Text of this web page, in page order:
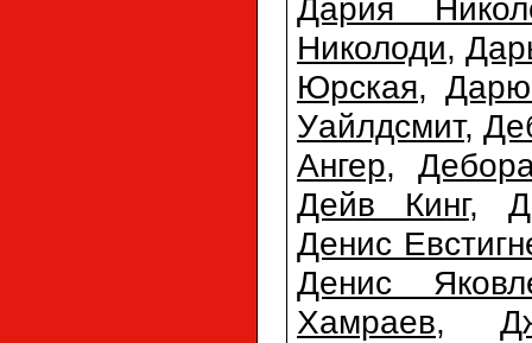
Дария
Николоди,
Юрская,
Уайлдсмит,
Ангер,
Дейв Кинг,
Денис
Денис
Хамраев,